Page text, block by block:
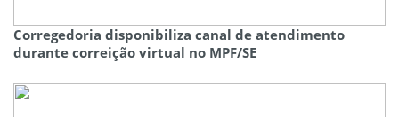
Corregedoria disponibiliza canal de atendimento
durante correição virtual no MPF/SE